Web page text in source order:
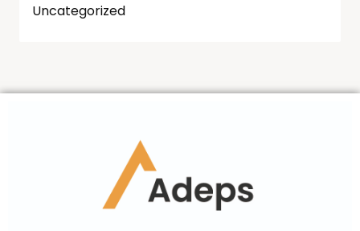
Uncategorized